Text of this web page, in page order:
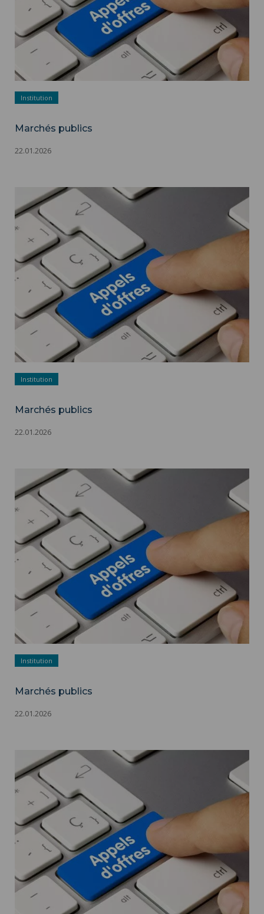
Institution
Marchés publics
22.01.2026
Marchés publics ">
Marchés publics - Appels d'offres - Adobestock
Institution
Marchés publics
22.01.2026
Marchés publics ">
Marchés publics - Appels d'offres - Adobestock
Institution
Marchés publics
22.01.2026
Marchés publics ">
Marchés publics - Appels d'offres - Adobestock